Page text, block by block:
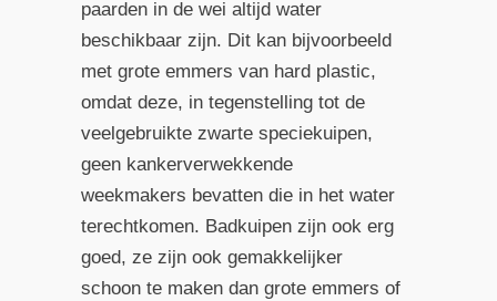
paarden in de wei altijd water
beschikbaar zijn. Dit kan bijvoorbeeld
met grote emmers van hard plastic,
omdat deze, in tegenstelling tot de
veelgebruikte zwarte speciekuipen,
geen kankerverwekkende
weekmakers bevatten die in het water
terechtkomen. Badkuipen zijn ook erg
goed, ze zijn ook gemakkelijker
schoon te maken dan grote emmers of